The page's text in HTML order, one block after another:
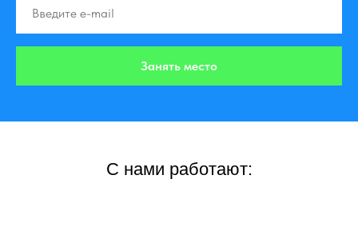
Занять место
С нами работают: